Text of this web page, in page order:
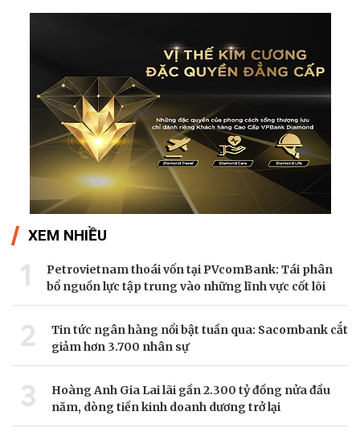
XEM NHIỀU
1
Petrovietnam thoái vốn tại PVcomBank: Tái phân
bổ nguồn lực tập trung vào những lĩnh vực cốt lõi
2
Tin tức ngân hàng nổi bật tuần qua: Sacombank cắt
giảm hơn 3.700 nhân sự
3
Hoàng Anh Gia Lai lãi gần 2.300 tỷ đồng nửa đầu
năm, dòng tiền kinh doanh dương trở lại